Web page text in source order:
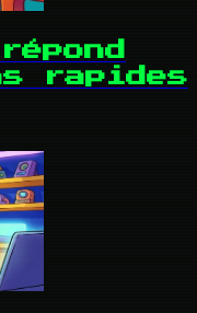
rapides